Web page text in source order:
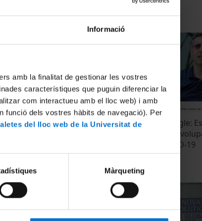
Informació
amb la finalitat de gestionar les vostres
característiques que puguin diferenciar la
com interactueu amb el lloc web) i amb
funció dels vostres hàbits de navegació). Per
del lloc web de la Universitat de
Màrqueting
Sílvia Bofill-Mas
A bord del Beagle:
persona
greus de COVID-19
27 Octubre, 2021